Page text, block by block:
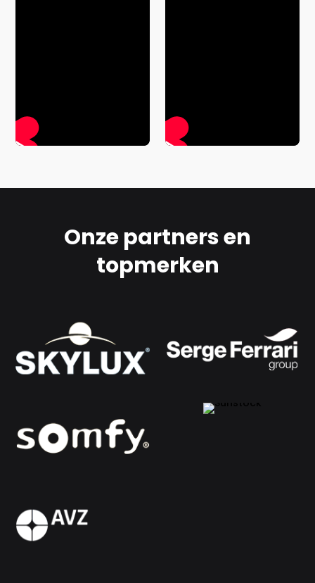
Onze partners en
topmerken